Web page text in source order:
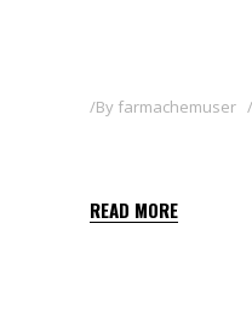
By farmachemuser
READ MORE